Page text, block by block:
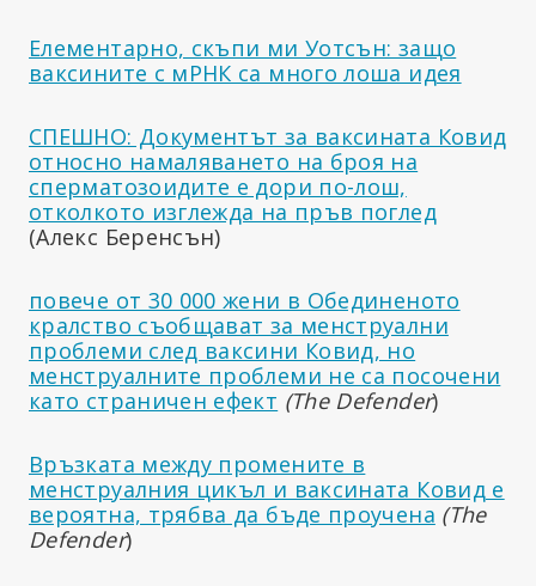
Елементарно, скъпи ми Уотсън: защо
ваксините с мРНК са много лоша идея
СПЕШНО: Документът за ваксината Ковид
относно намаляването на броя на
сперматозоидите е дори по-лош,
отколкото изглежда на пръв поглед
(Алекс Беренсън)
повече от 30 000 жени в Обединеното
кралство съобщават за менструални
проблеми след ваксини Ковид, но
менструалните проблеми не са посочени
като страничен ефект (The Defender)
Връзката между промените в
менструалния цикъл и ваксината Ковид е
вероятна, трябва да бъде проучена (The
Defender)